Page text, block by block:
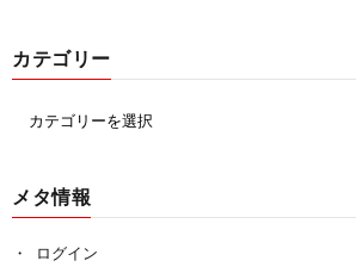
カテゴリー
メタ情報
ログイン